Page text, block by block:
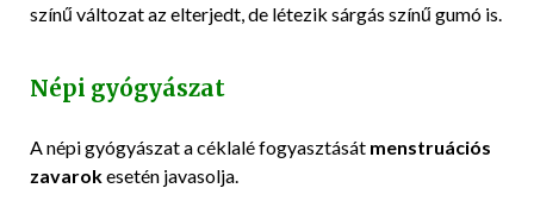
színű változat az elterjedt, de létezik sárgás színű gumó is.
Népi gyógyászat
A népi gyógyászat a céklalé fogyasztását menstruációs
zavarokesetén javasolja.